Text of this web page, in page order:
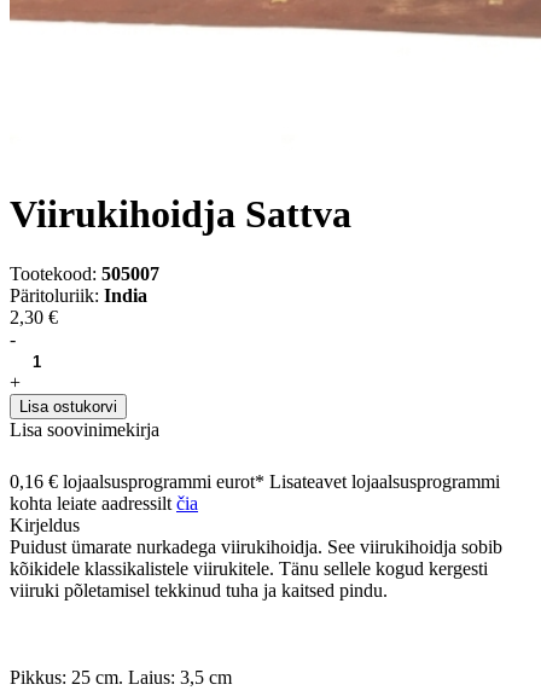
Viirukihoidja Sattva
Tootekood: 505007
Päritoluriik: India
2,30 €
-
+
Lisa ostukorvi
Lisa soovinimekirja
0,16 € lojaalsusprogrammi eurot* Lisateavet lojaalsusprogrammi
kohta leiate aadressilt čia
Kirjeldus
Puidust ümarate nurkadega viirukihoidja. See viirukihoidja sobib
kõikidele klassikalistele viirukitele. Tänu sellele kogud kergesti
viiruki põletamisel tekkinud tuha ja kaitsed pindu.
Pikkus: 25 cm. Laius: 3,5 cm